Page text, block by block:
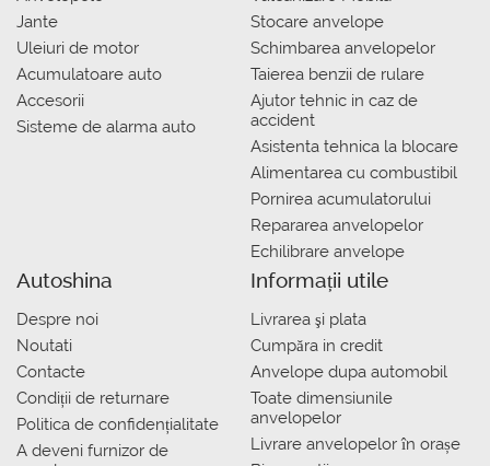
Jante
Uleiuri de motor
Acumulatoare auto
Accesorii
Sisteme de alarma auto
Stocare anvelope
Schimbarea anvelopelor
Taierea benzii de rulare
Ajutor tehnic in caz de
accident
Asistenta tehnica la blocare
Alimentarea cu combustibil
Pornirea acumulatorului
Repararea anvelopelor
Echilibrare anvelope
Autoshina
Despre noi
Noutati
Contacte
Condiții de returnare
Politica de confidențialitate
A deveni furnizor de
Informații utile
Livrarea şi plata
Сumpăra in credit
Anvelope dupa automobil
Toate dimensiunile
anvelopelor
Livrare anvelopelor în orașe